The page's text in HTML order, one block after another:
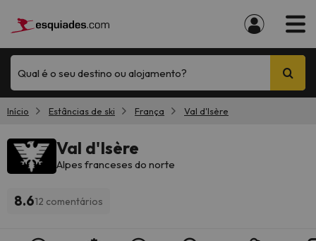
Qual é o seu destino ou alojamento?
Início Estâncias de ski França Val d'Isère
Val d'Isère
Alpes franceses do norte
8.612 comentários